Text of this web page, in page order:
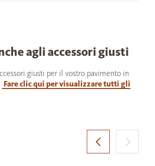
agli accessori giusti
giusti per il vostro pavimento in
Fare clic qui per visualizzare tutti gli